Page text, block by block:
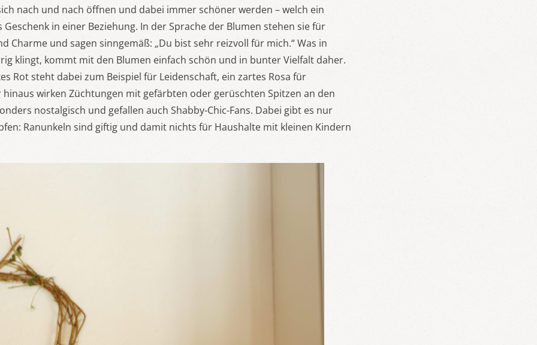
nach und nach öffnen und dabei immer schöner werden – welch ein
in einer Beziehung. In der Sprache der Blumen stehen sie für
Charme und sagen sinngemäß: „Du bist sehr reizvoll für mich.“ Was in
klingt, kommt mit den Blumen einfach schön und in bunter Vielfalt daher.
Rot steht dabei zum Beispiel für Leidenschaft, ein zartes Rosa für
wirken Züchtungen mit gefärbten oder gerüschten Spitzen an den
nostalgisch und gefallen auch Shabby-Chic-Fans. Dabei gibt es nur
Ranunkeln sind giftig und damit nichts für Haushalte mit kleinen Kindern